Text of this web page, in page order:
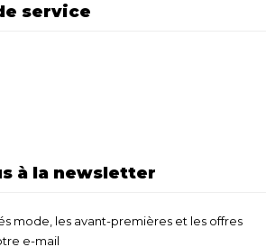
service
à la newsletter
mode, les avant-premières et les offres
e-mail